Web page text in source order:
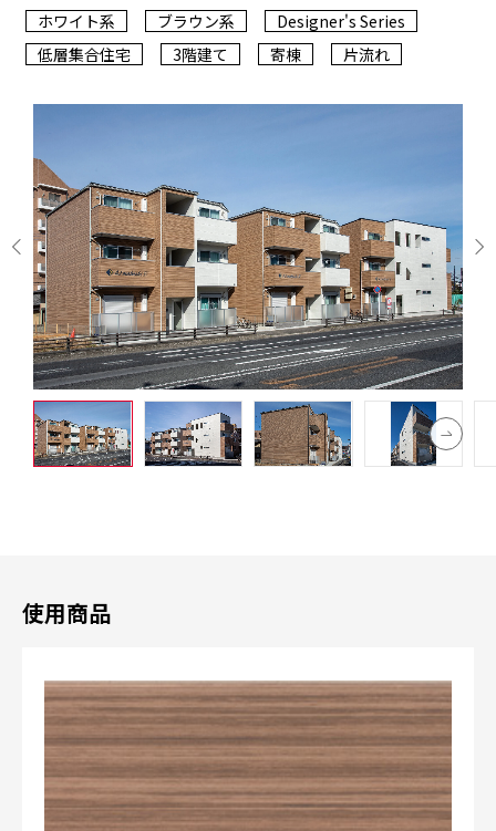
ホワイト系
ブラウン系
Designer's Series
低層集合住宅
3階建て 寄棟 片流れ
使用商品